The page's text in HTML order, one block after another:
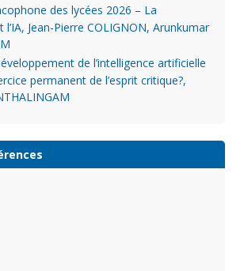
des lycées 2026 – La
Jean-Pierre COLIGNON, Arunkumar
de l’intelligence artificielle
permanent de l’esprit critique?,